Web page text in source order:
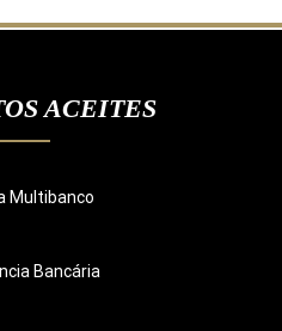
ACEITES
Multibanco
Bancária